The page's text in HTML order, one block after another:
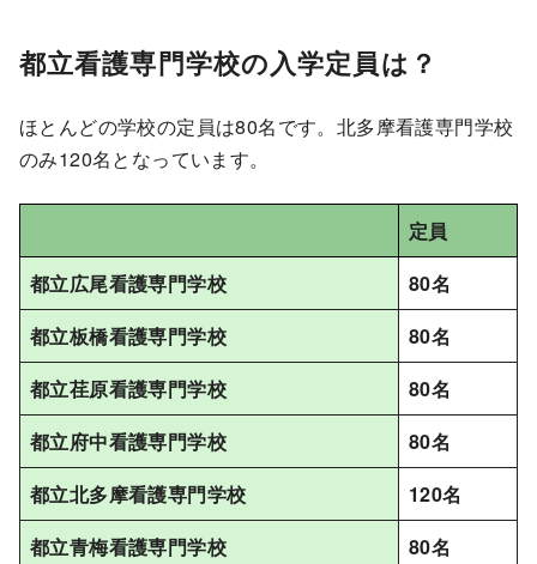
都立看護専門学校の入学定員は？
ほとんどの学校の定員は80名です。北多摩看護専門学校
のみ120名となっています。
定員
都立広尾看護専門学校
80名
都立板橋看護専門学校
80名
都立荏原看護専門学校
80名
都立府中看護専門学校
80名
都立北多摩看護専門学校
120名
都立青梅看護専門学校
80名